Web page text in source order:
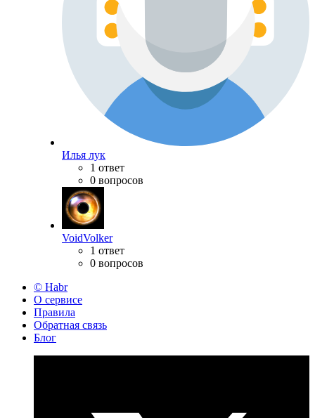
Илья лук
1 ответ
0 вопросов
VoidVolker
1 ответ
0 вопросов
© Habr
О сервисе
Правила
Обратная связь
Блог